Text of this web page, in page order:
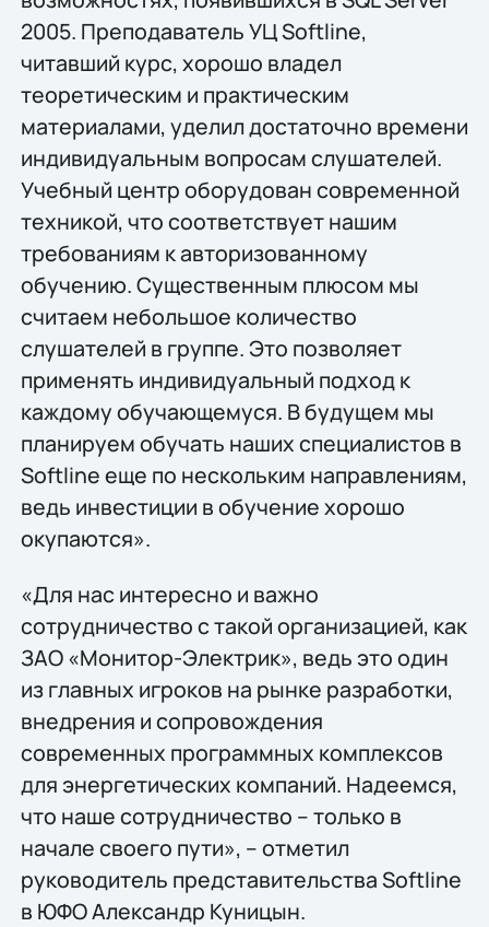
2005. Преподаватель УЦ Softline,
читавший курс, хорошо владел
теоретическим и практическим
материалами, уделил достаточно времени
индивидуальным вопросам слушателей.
Учебный центр оборудован современной
техникой, что соответствует нашим
требованиям к авторизованному
обучению. Существенным плюсом мы
считаем небольшое количество
слушателей в группе. Это позволяет
применять индивидуальный подход к
каждому обучающемуся. В будущем мы
планируем обучать наших специалистов в
Softline еще по нескольким направлениям,
ведь инвестиции в обучение хорошо
окупаются».
«Для нас интересно и важно
сотрудничество с такой организацией, как
ЗАО «Монитор-Электрик», ведь это один
из главных игроков на рынке разработки,
внедрения и сопровождения
современных программных комплексов
для энергетических компаний. Надеемся,
что наше сотрудничество – только в
начале своего пути», – отметил
руководитель представительства Softline
в ЮФО Александр Куницын.